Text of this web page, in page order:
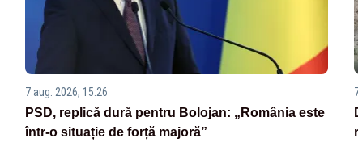
7 aug. 2026, 15:26
PSD, replică dură pentru Bolojan: „România este
într-o situație de forță majoră”